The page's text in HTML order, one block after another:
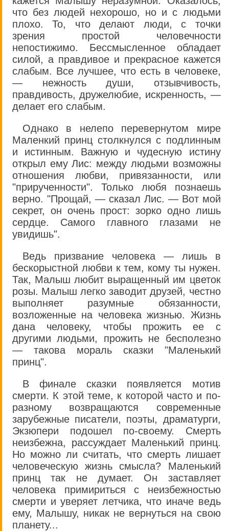
что без людей нехорошо, но и с людьми
плохо. То, что делают люди, с точки
зрения простой человечности
непостижимо. Бессмысленное обладает
силой, а правдивое и прекрасное кажется
слабым. Все лучшее, что есть в человеке,
— нежность души, отзывчивость,
правдивость, дружелюбие, искренность, —
делает его слабым.
Однако в нелепо перевернутом мире
Маленкий принц столкнулся с подлинным
и истинным. Важную и чудесную истину
открыл ему Лис: между людьми возможны
отношения любви, привязанности, или
"прирученности". Только любя познаешь
верно. "Прощай, — сказал Лис. — Вот мой
секрет, он очень прост: зорко одно лишь
сердце. Самого главного глазами не
увидишь".
Ведь призвание человека — лишь в
бескорыстной любви к тем, кому ты нужен.
Так, Малыш любит выращенный им цветок
розы. Малыш легко заводит друзей, честно
выполняет разумные обязанности,
возложенные на человека жизнью. Жизнь
дана человеку, чтобы прожить ее с
другими людьми, прожить не бесполезно
— такова мораль сказки "Маленький
принц".
В финале сказки появляется мотив
смерти. К этой теме, к которой часто и по-
разному возвращаются современные
зарубежные писатели, поэты, драматурги,
Экзюпери подошел по-своему. Смерть
неизбежна, рассуждает Маленький принц.
Но можно ли считать, что смерть лишает
человеческую жизнь смысла? Маленький
принц так не думает. Он заставляет
человека примириться с неизбежностью
смерти и уверяет летчика, что иначе ведь
ему, Малышу, никак не вернуться на свою
планету...